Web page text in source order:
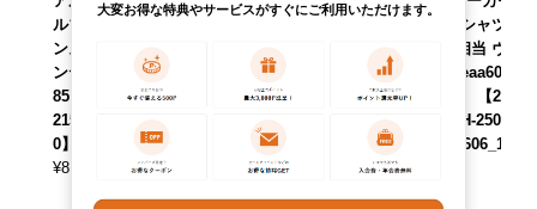
大変お得な特典やサービスがすぐにご利用いただけます。
ルゾン USA製 メ
ンズXXL相当 ヴィ
ンテージ /eaa5973
85 【中古】 【251
215】 【SS2606_1
0】
¥8,690
メンズXL相当 ヴィ
ンテージ /eaa6086
125】 【NH-250
8】 【SS2606_10
プリントTシャツ
メンズXL相当 ヴィ
ンテージ /eaa6081
50 【中古】 【260
201】 【NH-250
8】 【SS2606_1
0】